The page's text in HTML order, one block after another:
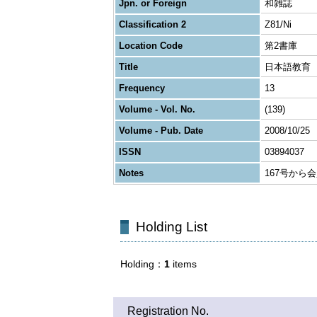
Jpn. or Foreign
和雑誌
Classification 2
Z81/Ni
Location Code
第2書庫
Title
日本語教育
Frequency
13
Volume - Vol. No.
(139)
Volume - Pub. Date
2008/10/25
ISSN
03894037
Notes
167号から
Holding List
Holding 1 items
Registration No.